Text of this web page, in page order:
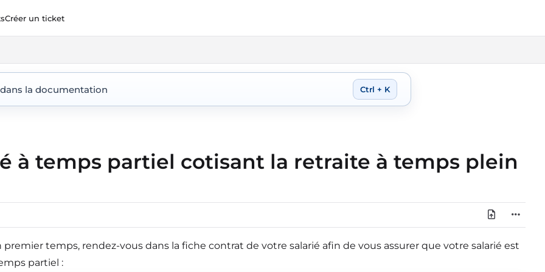
Créer un ticket
à temps partiel cotisant la retraite à temps plein
premier temps, rendez-vous dans la fiche contrat de votre salarié afin de vous assurer que votre salarié est
partiel :
la documentation Ctrl + K